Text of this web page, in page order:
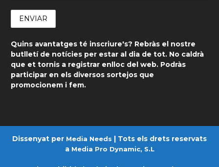
Quins avantatges té inscriure's? Rebràs el nostre
butlletí de notícies per estar al dia de tot. No caldrà
que et tornis a registrar enlloc del web. Podràs
participar en els diversos sortejos que
promocionem i fem.
Dissenyat per Media Needs | Tots els drets reservats
a Media Pro Dynamic, S.L